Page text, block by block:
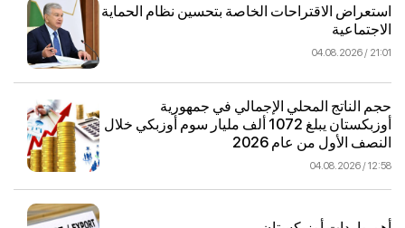
استعراض الاقتراحات الخاصة بتحسين نظام الحماية
الاجتماعية
21:01 / 04.08.2026
حجم الناتج المحلي الإجمالي في جمهورية
أوزبكستان يبلغ 1072 ألف مليار سوم أوزبكي خلال
النصف الأول من عام 2026
12:58 / 04.08.2026